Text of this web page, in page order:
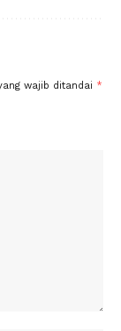
wajib ditandai *